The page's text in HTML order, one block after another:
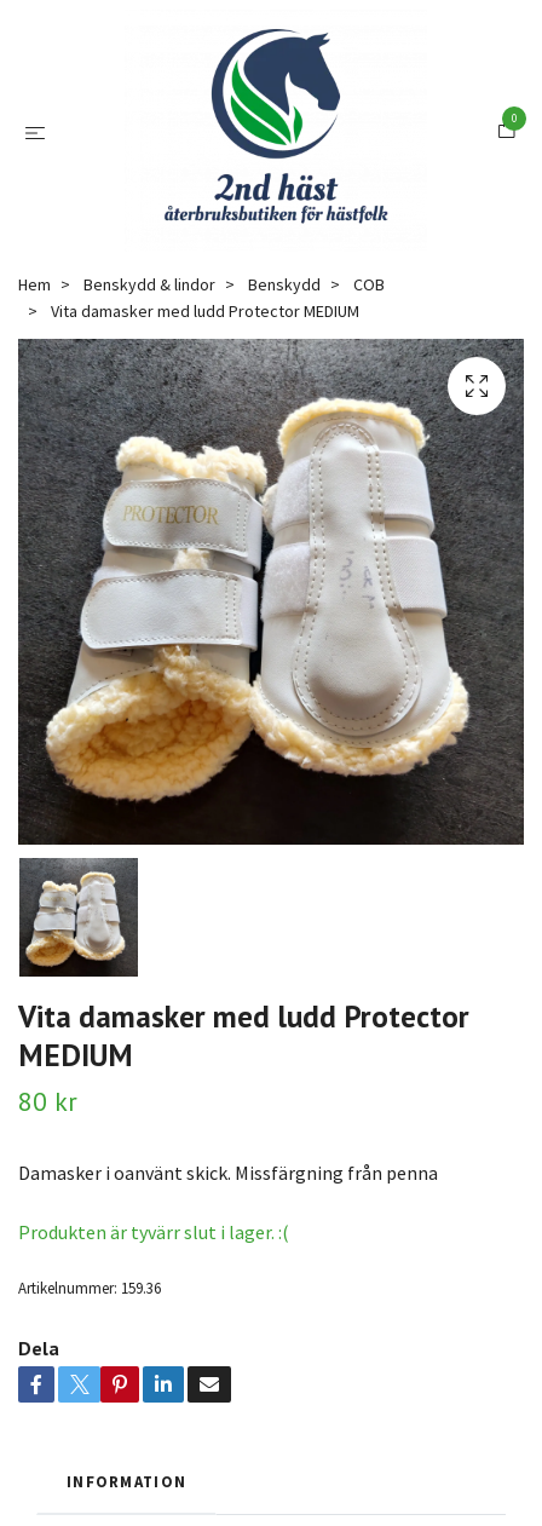
0
Hem Benskydd & lindor Benskydd
COB
Vita damasker med ludd Protector MEDIUM
Vita damasker med ludd Protector
MEDIUM
80 kr
Damasker i oanvänt skick. Missfärgning från penna
Produkten är tyvärr slut i lager. :(
Artikelnummer: 159.36
Dela
INFORMATION